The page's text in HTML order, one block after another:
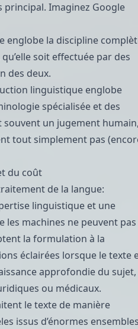
Imaginez Google
englobe la discipline
qu’elle soit effectuée par des
des deux.
linguistique englobe
spécialisée et des
un jugement
tout simplement pas
du coût
de la langue:
linguistique et une
les machines ne peuvent pas
la formulation à la
éclairées lorsque le texte
approfondie du sujet,
ou médicaux.
le texte de manière
issus d’énormes